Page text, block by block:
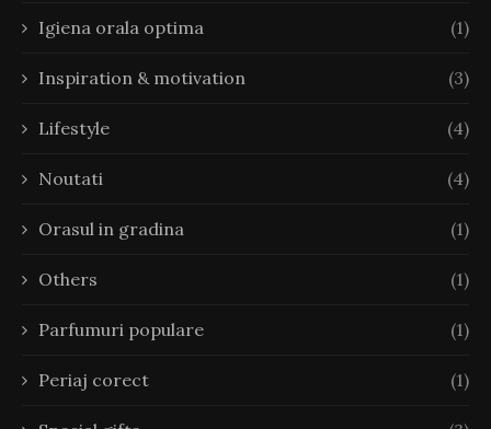
Igiena orala optima (1)
Inspiration & motivation (3)
Lifestyle (4)
Noutati (4)
Orasul in gradina (1)
Others (1)
Parfumuri populare (1)
Periaj corect (1)